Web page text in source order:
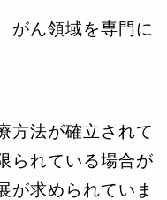
がん領域を専門に
方法が確立されて
られている場合が
が求められていま